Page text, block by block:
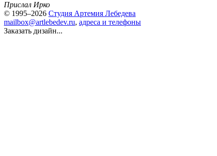
Прислал Ирко
© 1995–2026 Студия Артемия Лебедева
mailbox@artlebedev.ru, адреса и телефоны
Заказать дизайн...